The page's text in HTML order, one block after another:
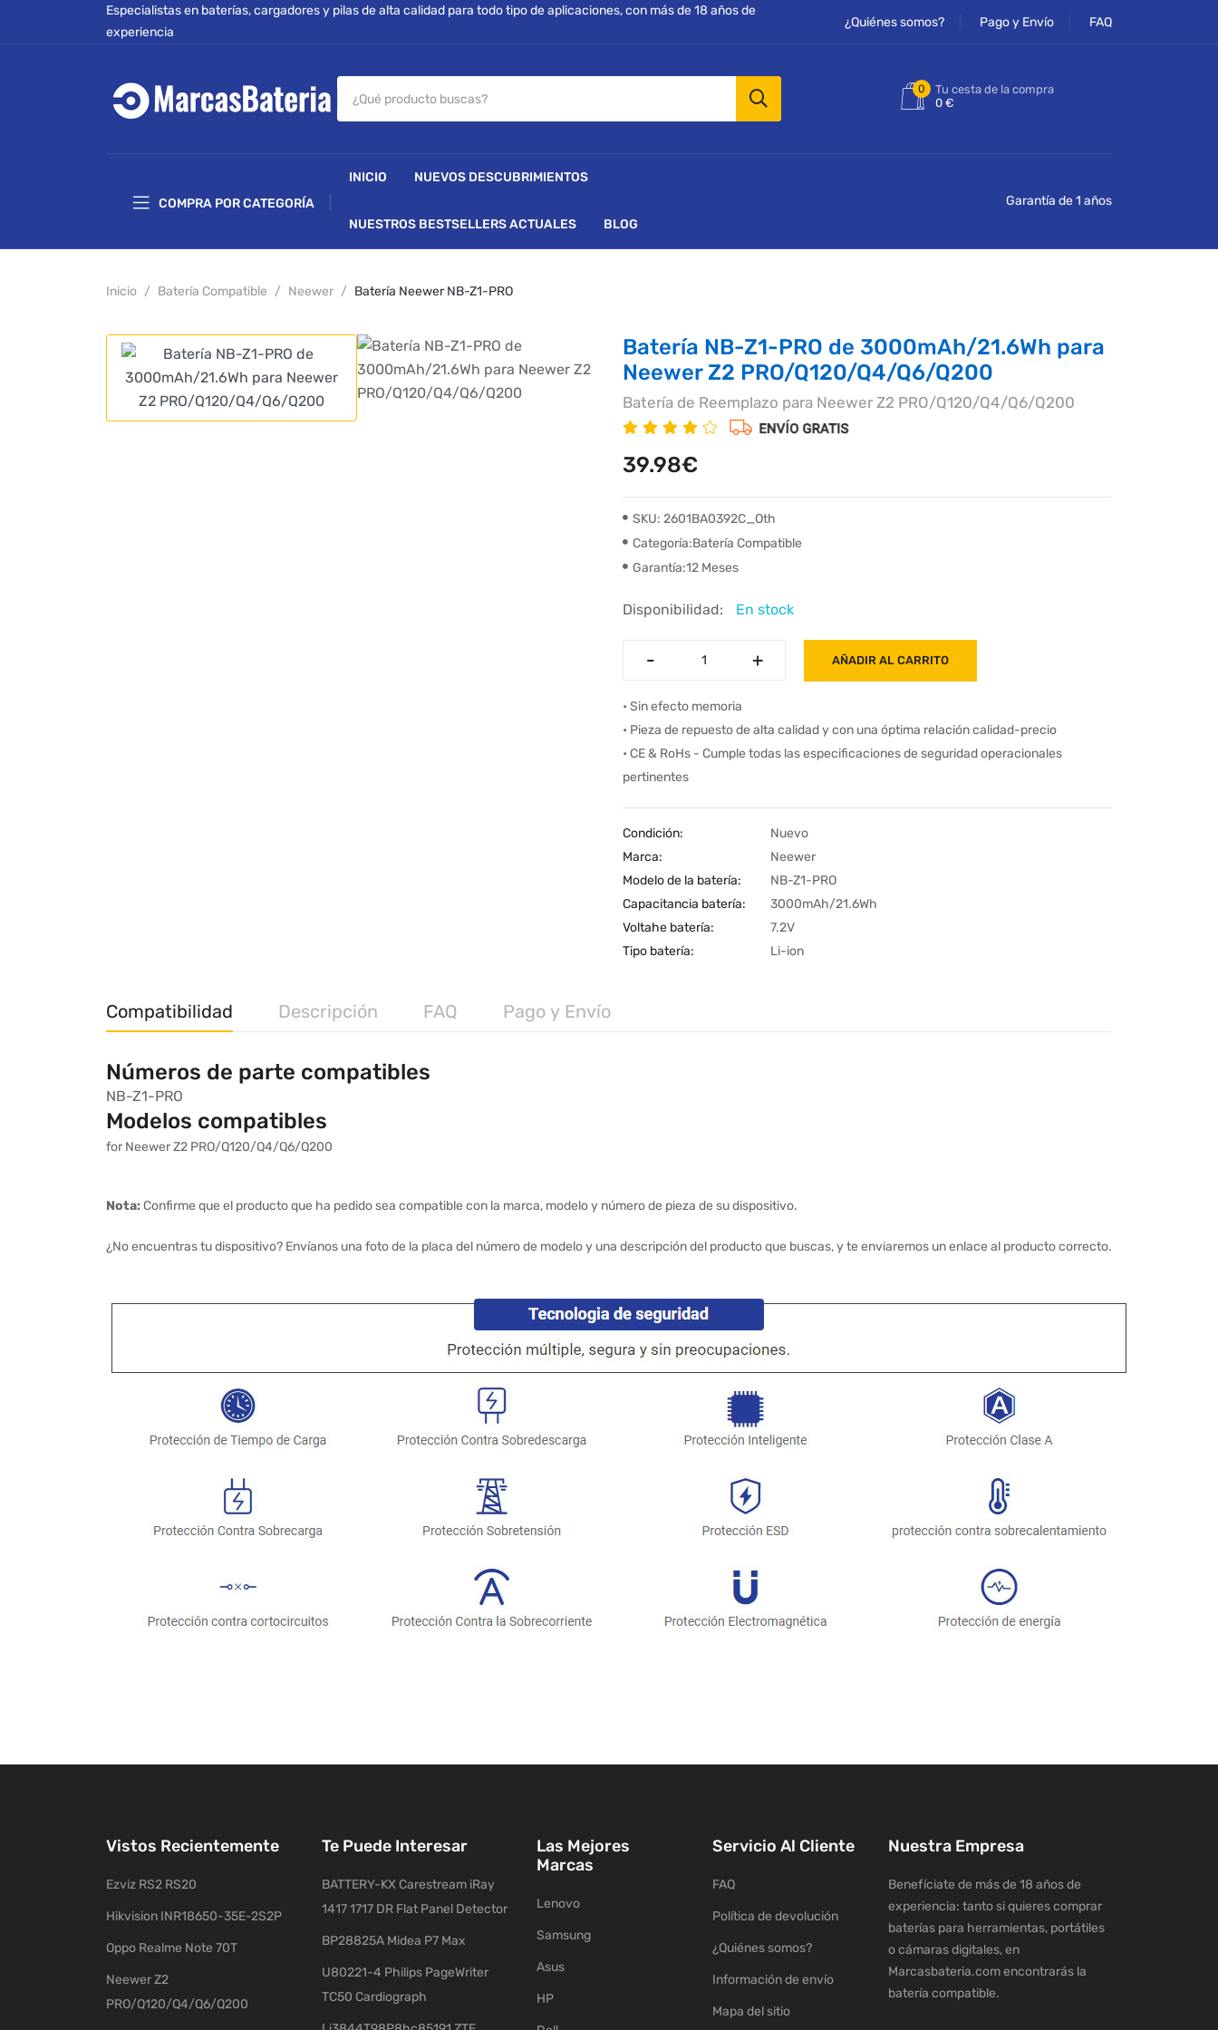
Especialistas en baterías, cargadores y pilas de alta calidad para todo tipo de aplicaciones, con más de 18 años de
experiencia
¿Quiénes somos? Pago y Envío FAQ
0
Tu cesta de la compra
0 €
COMPRA POR CATEGORÍA
INICIO NUEVOS DESCUBRIMIENTOS
NUESTROS BESTSELLERS ACTUALES BLOG
Garantía de 1 años
Inicio Batería Compatible Neewer Batería Neewer NB-Z1-PRO
Batería NB-Z1-PRO de 3000mAh/21.6Wh para
Neewer Z2 PRO/Q120/Q4/Q6/Q200
Batería de Reemplazo para Neewer Z2 PRO/Q120/Q4/Q6/Q200
39.98€
SKU: 2601BA0392C_Oth
Categoría:Batería Compatible
Garantía:12 Meses
Disponibilidad: En stock
- +
- + AÑADIR AL CARRITO
• Sin efecto memoria
• Pieza de repuesto de alta calidad y con una óptima relación calidad-precio
• CE & RoHs - Cumple todas las especificaciones de seguridad operacionales
pertinentes
Condición:
Nuevo
Marca:
Neewer
Modelo de la batería:
NB-Z1-PRO
Capacitancia batería:
3000mAh/21.6Wh
Voltahe batería:
7.2V
Tipo batería:
Li-ion
Compatibilidad Descripción FAQ Pago y Envío
Números de parte compatibles
NB-Z1-PRO
Modelos compatibles
for Neewer Z2 PRO/Q120/Q4/Q6/Q200
Nota:Confirme que el producto que ha pedido sea compatible con la marca, modelo y número de pieza de su dispositivo.
¿No encuentras tu dispositivo? Envíanos una foto de la placa del número de modelo y una descripción del producto que buscas, y te enviaremos un enlace al producto correcto.
Vistos Recientemente
Ezviz RS2 RS20
Hikvision INR18650-35E-2S2P
Oppo Realme Note 70T
Neewer Z2
PRO/Q120/Q4/Q6/Q200
Te Puede Interesar
BATTERY-KX Carestream iRay
1417 1717 DR Flat Panel Detector
BP28825A Midea P7 Max
U80221-4 Philips PageWriter
TC50 Cardiograph
Las Mejores
Marcas
Lenovo
Samsung
Asus
HP
Servicio Al Cliente
FAQ
Política de devolución
¿Quiénes somos?
Información de envío
Mapa del sitio
Nuestra Empresa
Benefíciate de más de 18 años de
experiencia: tanto si quieres comprar
baterías para herramientas, portátiles
o cámaras digitales, en
Marcasbateria.com encontrarás la
batería compatible.